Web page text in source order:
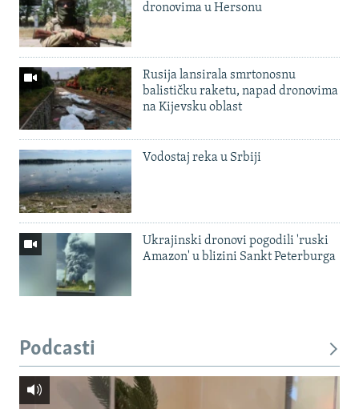
dronovima u Hersonu
Rusija lansirala smrtonosnu
balističku raketu, napad dronovima
na Kijevsku oblast
Vodostaj reka u Srbiji
Ukrajinski dronovi pogodili 'ruski
Amazon' u blizini Sankt Peterburga
Podcasti